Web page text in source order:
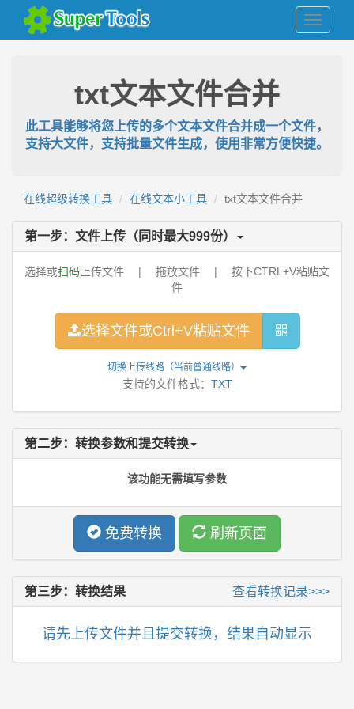
txt文本文件合并
此工具能够将您上传的多个文本文件合并成一个文件，
支持大文件，支持批量文件生成，使用非常方便快捷。
在线超级转换工具 在线文本小工具 txt文本文件合并
第一步：文件上传（同时最大999份）
选择或扫码 上传文件 | 拖放文件 | 按下CTRL+V粘贴文
件
选择文件或Ctrl+V粘贴文件
切换上传线路（当前普通线路）
支持的文件格式： TXT
第二步：转换参数和提交转换
该功能无需填写参数
免费转换 刷新页面
第三步：转换结果 查看转换记录>>>
请先上传文件并且提交转换，结果自动显示